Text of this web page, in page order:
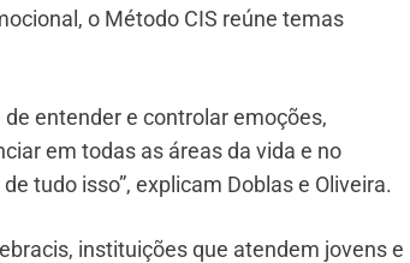
o Método CIS reúne temas
entender e controlar emoções,
em todas as áreas da vida e no
tudo isso”, explicam Doblas e Oliveira.
instituições que atendem jovens e